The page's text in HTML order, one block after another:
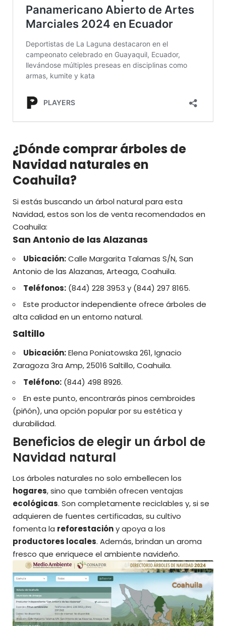
¿Dónde comprar árboles de
Navidad naturales en
Coahuila?
Si estás buscando un árbol natural para esta
Navidad, estos son los de venta recomendados en
Coahuila:
San Antonio de las Alazanas
Ubicación:Calle Margarita Talamas S/N, San
Antonio de las Alazanas, Arteaga, Coahuila.
Teléfonos: (844) 228 3953 y (844) 297 8165.
Este productor independiente ofrece árboles de
alta calidad en un entorno natural.
Saltillo
Ubicación:Elena Poniatowska 261, Ignacio
Zaragoza 3ra Amp, 25016 Saltillo, Coahuila.
Teléfono: (844) 498 8926.
En este punto, encontrarás pinos cembroides
(piñón), una opción popular por su estética y
durabilidad.
Beneficios de elegir un árbol de
Navidad natural
Los árboles naturales no solo embellecen los
hogares, sino que también ofrecen ventajas
ecológicas. Son completamente reciclables y, si se
adquieren de fuentes certificadas, su cultivo
fomenta la reforestacióny apoya a los
productores locales. Además, brindan un aroma
fresco que enriquece el ambiente navideño.